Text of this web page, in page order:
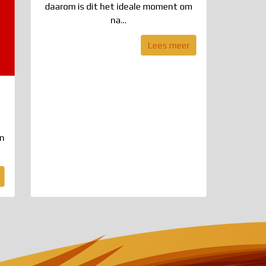
daarom is dit het ideale moment om
na...
Lees meer